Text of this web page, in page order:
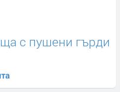
с пушени гърди